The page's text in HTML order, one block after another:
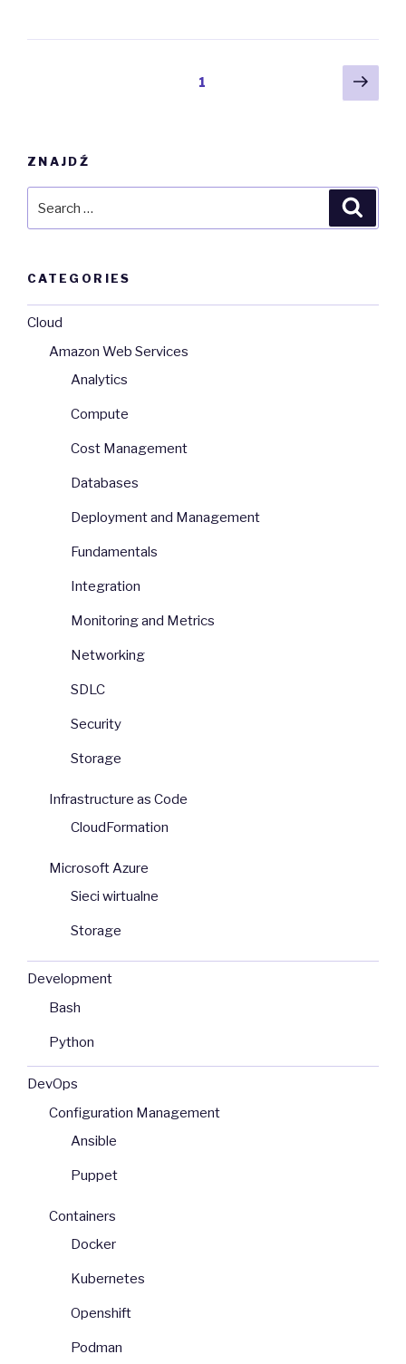
storaga”
1
Next
ZNAJDŹ
CATEGORIES
Cloud
Amazon Web Services
Analytics
Compute
Cost Management
Databases
Deployment and Management
Fundamentals
Integration
Monitoring and Metrics
Networking
SDLC
Security
Storage
Infrastructure as Code
CloudFormation
Microsoft Azure
Sieci wirtualne
Storage
Development
Bash
Python
DevOps
Configuration Management
Ansible
Puppet
Containers
Docker
Kubernetes
Openshift
Podman